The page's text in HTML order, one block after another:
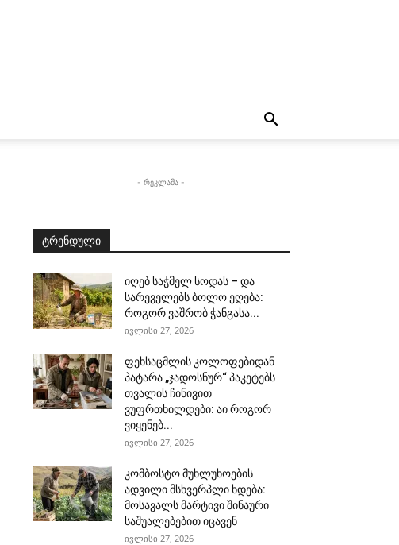
- რეკლამა -
ტრენდული
იღებ საჭმელ სოდას – და
სარეველებს ბოლო ეღება:
როგორ ვაშრობ ჭანგასა...
ივლისი 27, 2026
ფეხსაცმლის კოლოფებიდან
პატარა „ჯადოსნურ“ პაკეტებს
თვალის ჩინივით
ვუფრთხილდები: აი როგორ
ვიყენებ...
ივლისი 27, 2026
კომბოსტო მუხლუხოების
ადვილი მსხვერპლი ხდება:
მოსავალს მარტივი შინაური
საშუალებებით იცავენ
ივლისი 27, 2026